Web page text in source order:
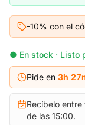
-10% con el
● En stock · Listo
Pide en 3h 27
Recíbelo entre
de las 15:00.